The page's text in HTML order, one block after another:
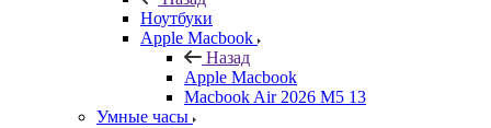
Ноутбуки
Apple Macbook
Назад
Apple Macbook
Macbook Air 2026 M5 13
Умные часы